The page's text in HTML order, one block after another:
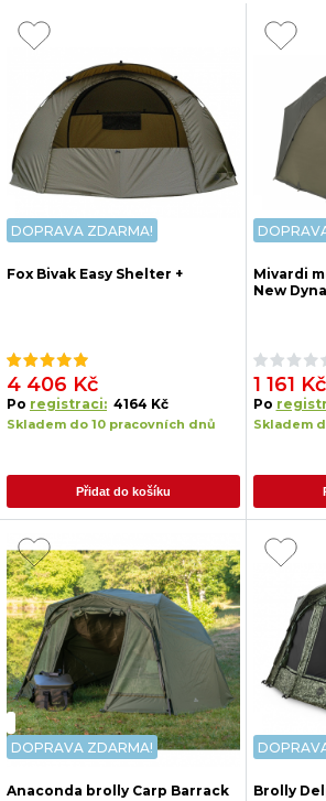
V nabídce naleznete jak otevřené, tak i
brolly i velkých rozměrů. Vybrané modely
vybaveny předními panely v podobě
průhledné slídy.
Vybírat můžete z nabídky prověřených
Prologic, Mivardi.
DOPRAVA ZDARMA!
Fox Bivak Easy Shelter +
4 406 Kč
Po registraci: 4164 Kč
Skladem do 10 pracovních dnů
Přidat do košíku
Mivardi
New
1 161 Kč
Po
Skladem
DOPRAVA ZDARMA!
Anaconda brolly Carp Barrack Brolly